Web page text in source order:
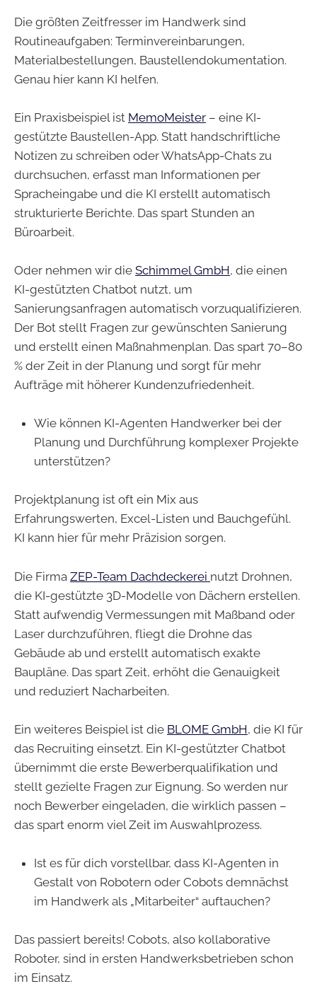
Die größten Zeitfresser im Handwerk sind
Routineaufgaben: Terminvereinbarungen,
Materialbestellungen, Baustellendokumentation.
Genau hier kann KI helfen.
Ein Praxisbeispiel ist MemoMeister – eine KI-
gestützte Baustellen-App. Statt handschriftliche
Notizen zu schreiben oder WhatsApp-Chats zu
durchsuchen, erfasst man Informationen per
Spracheingabe und die KI erstellt automatisch
strukturierte Berichte. Das spart Stunden an
Büroarbeit.
Oder nehmen wir die Schimmel GmbH, die einen
KI-gestützten Chatbot nutzt, um
Sanierungsanfragen automatisch vorzuqualifizieren.
Der Bot stellt Fragen zur gewünschten Sanierung
und erstellt einen Maßnahmenplan. Das spart 70–80
% der Zeit in der Planung und sorgt für mehr
Aufträge mit höherer Kundenzufriedenheit.
Wie können KI-Agenten Handwerker bei der
Planung und Durchführung komplexer Projekte
unterstützen?
Projektplanung ist oft ein Mix aus
Erfahrungswerten, Excel-Listen und Bauchgefühl.
KI kann hier für mehr Präzision sorgen.
Die Firma ZEP-Team Dachdeckerei nutzt Drohnen,
die KI-gestützte 3D-Modelle von Dächern erstellen.
Statt aufwendig Vermessungen mit Maßband oder
Laser durchzuführen, fliegt die Drohne das
Gebäude ab und erstellt automatisch exakte
Baupläne. Das spart Zeit, erhöht die Genauigkeit
und reduziert Nacharbeiten.
Ein weiteres Beispiel ist die BLOME GmbH, die KI für
das Recruiting einsetzt. Ein KI-gestützter Chatbot
übernimmt die erste Bewerberqualifikation und
stellt gezielte Fragen zur Eignung. So werden nur
noch Bewerber eingeladen, die wirklich passen –
das spart enorm viel Zeit im Auswahlprozess.
Ist es für dich vorstellbar, dass KI-Agenten in
Gestalt von Robotern oder Cobots demnächst
im Handwerk als „Mitarbeiter“ auftauchen?
Das passiert bereits! Cobots, also kollaborative
Roboter, sind in ersten Handwerksbetrieben schon
im Einsatz.